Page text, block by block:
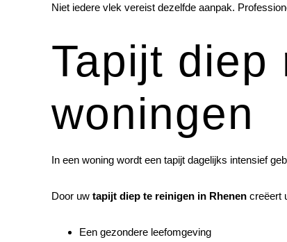
Niet iedere vlek vereist dezelfde aanpak.
Tapijt diep
woningen
In een woning wordt een tapijt dagelijks intensief
Door uw tapijt diep te reinigen in Rhenen creëert
Een gezondere leefomgeving